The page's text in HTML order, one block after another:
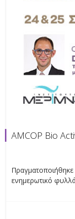
AMCOP Bio
ενημερωτικό